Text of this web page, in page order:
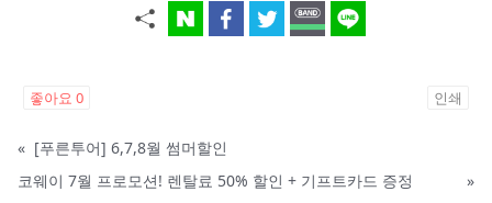
좋아요 0 인쇄
« [푸른투어] 6,7,8월 썸머할인
코웨이 7월 프로모션! 렌탈료 50% 할인 + 기프트카드 증정
»